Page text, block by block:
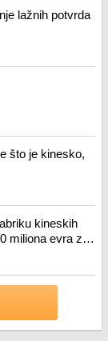
lažnih potvrda
što je kinesko,
kineskih
miliona evra za